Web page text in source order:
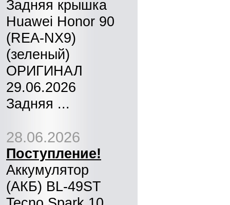
Задняя крышка
Huawei Honor 90
(REA-NX9)
(зеленый)
ОРИГИНАЛ
29.06.2026
Задняя ...
28.06.2026
Поступление!
Аккумулятор
(АКБ) BL-49ST